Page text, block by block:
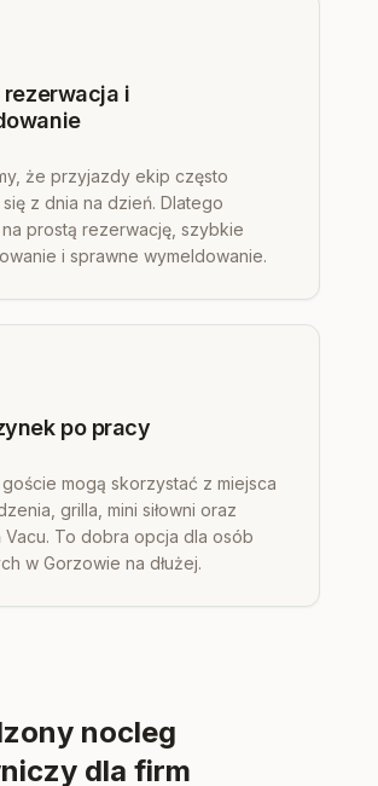
rezerwacja i
że przyjazdy ekip często
się z dnia na dzień. Dlatego
na prostą rezerwację, szybkie
i sprawne wymeldowanie.
po pracy
mogą skorzystać z miejsca
grilla, mini siłowni oraz
Vacu. To dobra opcja dla osób
w Gorzowie na dłużej.
nocleg
dla firm